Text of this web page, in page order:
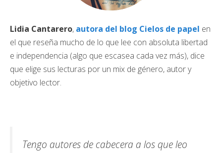
Lidia Cantarero, autora del blog Cielos de papel en
el que reseña mucho de lo que lee con absoluta libertad
e independencia (algo que escasea cada vez más), dice
que elige sus lecturas por un mix de género, autor y
objetivo lector.
Tengo autores de cabecera a los que leo